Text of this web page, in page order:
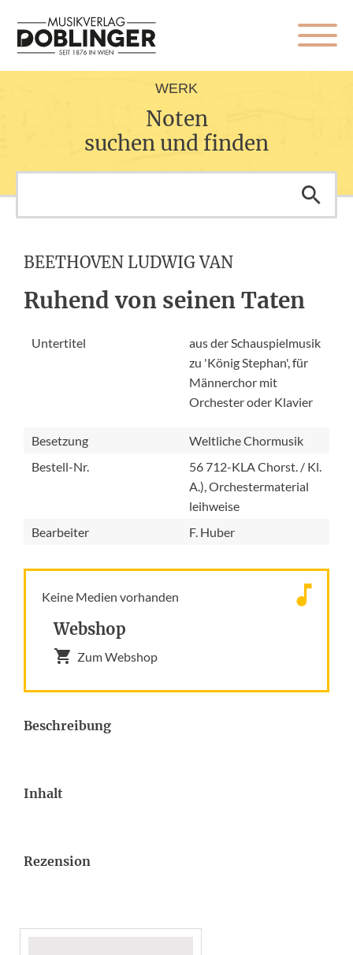
WERK
Noten
suchen und finden
BEETHOVEN LUDWIG VAN
Ruhend von seinen Taten
Untertitel
aus der Schauspielmusik
zu 'König Stephan', für
Männerchor mit
Orchester oder Klavier
Besetzung
Weltliche Chormusik
Bestell-Nr.
56 712-KLA Chorst. / Kl.
A.), Orchestermaterial
leihweise
Bearbeiter
F. Huber
Keine Medien vorhanden
Webshop
Zum Webshop
Beschreibung
Inhalt
Rezension